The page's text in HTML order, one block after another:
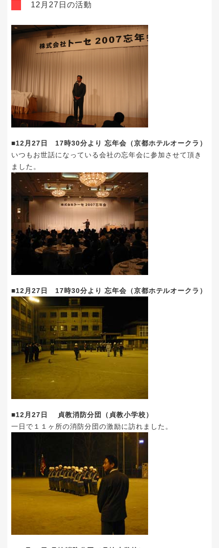
12月27日の活動
■12月27日 17時30分より 忘年会（京都ホテルオークラ）
いつもお世話になっている会社の忘年会に参加させて頂き
ました。
■12月27日 17時30分より 忘年会（京都ホテルオークラ）
■12月27日 貞教消防分団（貞教小学校）
一日で１１ヶ所の消防分団の激励に訪れました。